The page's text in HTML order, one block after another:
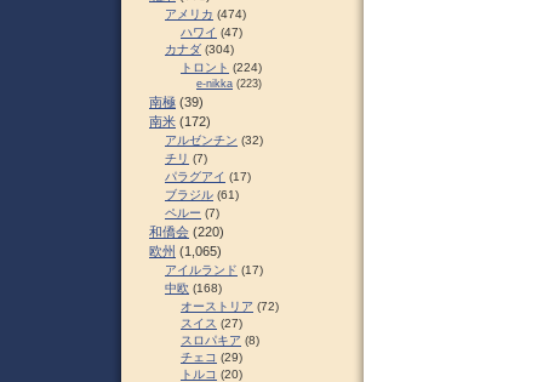
アメリカ (474)
ハワイ (47)
カナダ (304)
トロント (224)
e-nikka (223)
南極 (39)
南米 (172)
アルゼンチン (32)
チリ (7)
パラグアイ (17)
ブラジル (61)
ペルー (7)
和僑会 (220)
欧州 (1,065)
アイルランド (17)
中欧 (168)
オーストリア (72)
スイス (27)
スロパキア (8)
チェコ (29)
トルコ (20)